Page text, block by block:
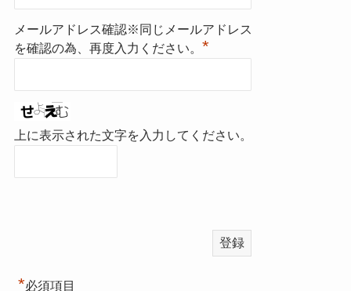
メールアドレス確認※同じメールアドレス
を確認の為、再度入力ください。 *
上に表示された文字を入力してください。
*必須項目